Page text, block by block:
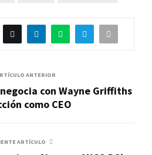
ANTERIOR
con Wayne Griffiths
como CEO
ARTÍCULO